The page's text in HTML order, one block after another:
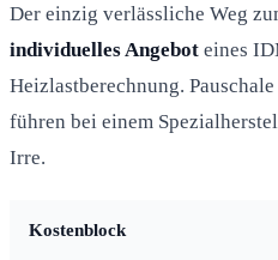
Der einzig verlässliche Weg
individuelles Angebot eines
Heizlastberechnung.
führen bei einem
Irre.
Kostenblock